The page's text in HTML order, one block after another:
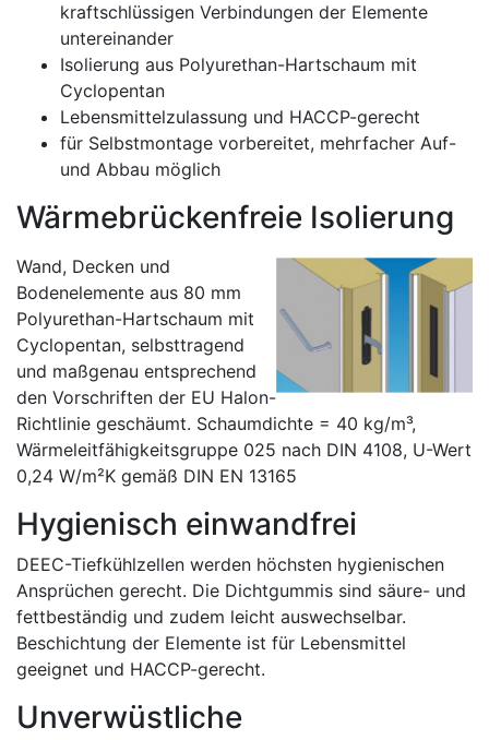
kraftschlüssigen Verbindungen der Elemente
untereinander
Isolierung aus Polyurethan-Hartschaum mit
Cyclopentan
Lebensmittelzulassung und HACCP-gerecht
für Selbstmontage vorbereitet, mehrfacher Auf-
und Abbau möglich
Wärmebrückenfreie Isolierung
Wand, Decken und
Bodenelemente aus 80 mm
Polyurethan-Hartschaum mit
Cyclopentan, selbsttragend
und maßgenau entsprechend
den Vorschriften der EU Halon-
Richtlinie geschäumt. Schaumdichte = 40 kg/m³,
Wärmeleitfähigkeitsgruppe 025 nach DIN 4108, U-Wert
0,24 W/m²K gemäß DIN EN 13165
Hygienisch einwandfrei
DEEC-Tiefkühlzellen werden höchsten hygienischen
Ansprüchen gerecht. Die Dichtgummis sind säure- und
fettbeständig und zudem leicht auswechselbar.
Beschichtung der Elemente ist für Lebensmittel
geeignet und HACCP-gerecht.
Unverwüstliche